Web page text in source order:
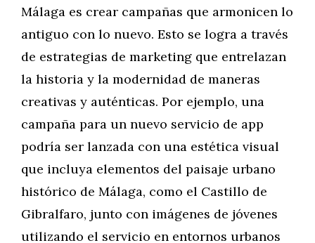
Málaga es crear campañas que armonicen lo
antiguo con lo nuevo. Esto se logra a través
de estrategias de marketing que entrelazan
la historia y la modernidad de maneras
creativas y auténticas. Por ejemplo, una
campaña para un nuevo servicio de app
podría ser lanzada con una estética visual
que incluya elementos del paisaje urbano
histórico de Málaga, como el Castillo de
Gibralfaro, junto con imágenes de jóvenes
utilizando el servicio en entornos urbanos